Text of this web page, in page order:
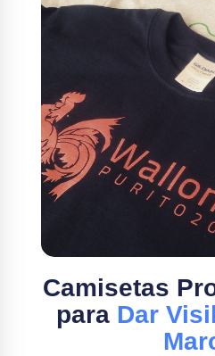
Camisetas
para Dar